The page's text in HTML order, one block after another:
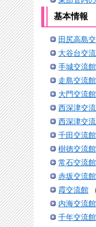
基本情報
田尻高島
大谷台交
手城交流館
走島交流館
大門交流
西深津交
西深津交
千田交流
樹徳交流館
常石交流館
赤坂交流館
霞交流館
内海交流館
千年交流館